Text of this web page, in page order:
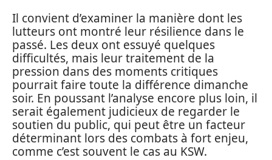
Il convient d’examiner la manière dont les
lutteurs ont montré leur résilience dans le
passé. Les deux ont essuyé quelques
difficultés, mais leur traitement de la
pression dans des moments critiques
pourrait faire toute la différence dimanche
soir. En poussant l’analyse encore plus loin, il
serait également judicieux de regarder le
soutien du public, qui peut être un facteur
déterminant lors des combats à fort enjeu,
comme c’est souvent le cas au KSW.